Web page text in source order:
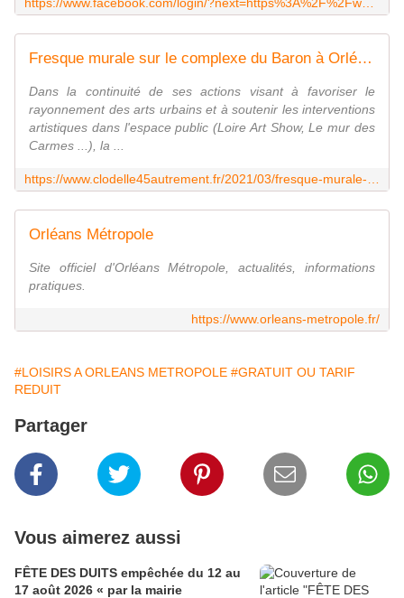
Fresque murale sur le complexe du Baron à Orléans: du 8 au 20 mars 2021 votez pour votre esquisse préférée - VIVRE AUTREMENT VOS LOISIRS avec Clodelle
Dans la continuité de ses actions visant à favoriser le
rayonnement des arts urbains et à soutenir les interventions
artistiques dans l'espace public (Loire Art Show, Le mur des
Carmes ...), la ...
Orléans Métropole
Site officiel d'Orléans Métropole, actualités, informations
pratiques.
https://www.orleans-metropole.fr/
#LOISIRS A ORLEANS METROPOLE #GRATUIT OU TARIF
REDUIT
Partager
Vous aimerez aussi
FÊTE DES DUITS empêchée du 12 au
17 août 2026 « par la mairie